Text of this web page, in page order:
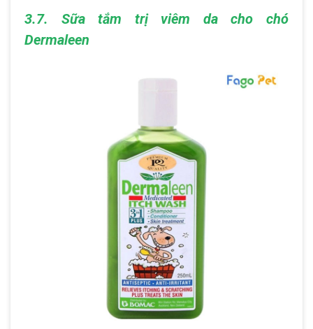
3.7. Sữa tắm trị viêm da cho chó
Dermaleen